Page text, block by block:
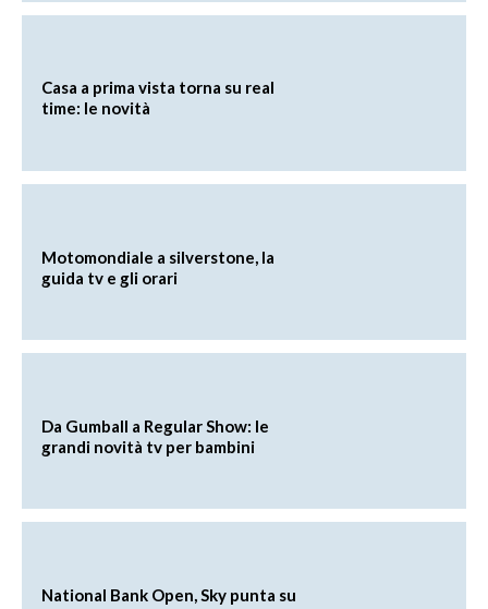
Casa a prima vista torna su real
time: le novità
Motomondiale a silverstone, la
guida tv e gli orari
Da Gumball a Regular Show: le
grandi novità tv per bambini
National Bank Open, Sky punta su